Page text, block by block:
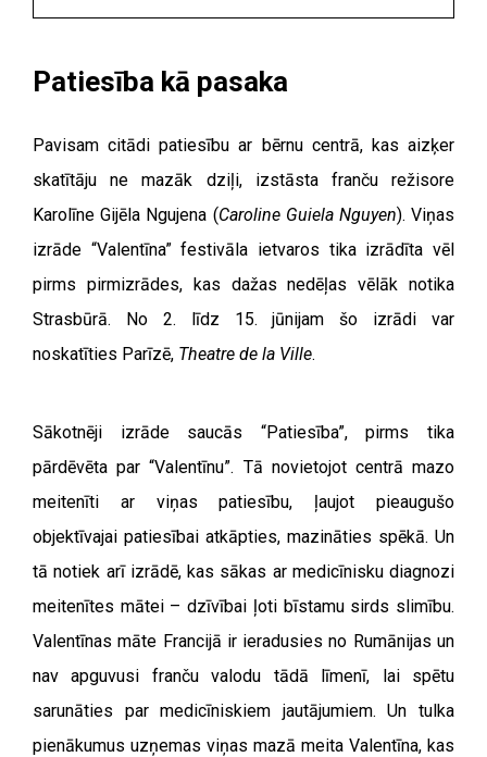
Patiesība kā pasaka
Pavisam citādi patiesību ar bērnu centrā, kas aizķer
skatītāju ne mazāk dziļi, izstāsta franču režisore
Karolīne Gijēla Ngujena (Caroline Guiela Nguyen). Viņas
izrāde “Valentīna” festivāla ietvaros tika izrādīta vēl
pirms pirmizrādes, kas dažas nedēļas vēlāk notika
Strasbūrā. No 2. līdz 15. jūnijam šo izrādi var
noskatīties Parīzē, Theatre de la Ville.
Sākotnēji izrāde saucās “Patiesība”, pirms tika
pārdēvēta par “Valentīnu”. Tā novietojot centrā mazo
meitenīti ar viņas patiesību, ļaujot pieaugušo
objektīvajai patiesībai atkāpties, mazināties spēkā. Un
tā notiek arī izrādē, kas sākas ar medicīnisku diagnozi
meitenītes mātei – dzīvībai ļoti bīstamu sirds slimību.
Valentīnas māte Francijā ir ieradusies no Rumānijas un
nav apguvusi franču valodu tādā līmenī, lai spētu
sarunāties par medicīniskiem jautājumiem. Un tulka
pienākumus uzņemas viņas mazā meita Valentīna, kas